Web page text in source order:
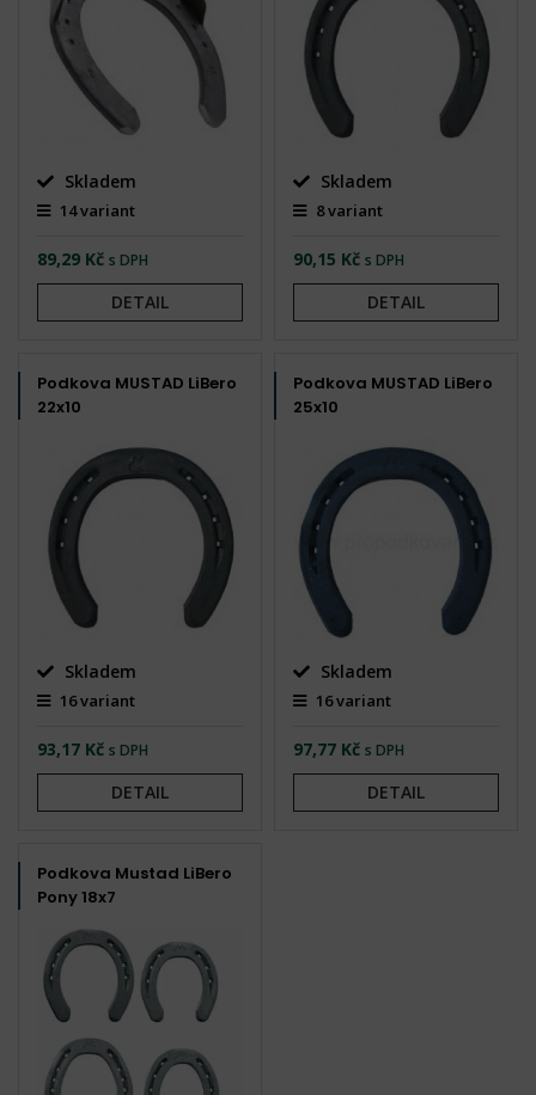
Skladem
14 variant
89,29 Kč s DPH
DETAIL
Skladem
8 variant
90,15 Kč s DPH
DETAIL
Podkova MUSTAD LiBero
22x10
Skladem
16 variant
93,17 Kč s DPH
DETAIL
Podkova MUSTAD LiBero
25x10
Skladem
16 variant
97,77 Kč s DPH
DETAIL
Podkova Mustad LiBero
Pony 18x7